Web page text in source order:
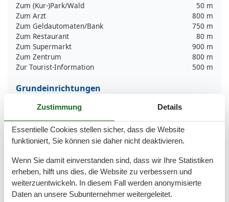
Zum (Kur-)Park/Wald
50 m
Zum Arzt
800 m
Zum Geldautomaten/Bank
750 m
Zum Restaurant
80 m
Zum Supermarkt
900 m
Zum Zentrum
800 m
Zur Tourist-Information
500 m
Grundeinrichtungen
Serviceeinrichtungen
Bad/WC
BADEWANNE
Balkon
Bettwäsche
Brötchenservice
Doppelbett
Gefriermöglichkeit
Zustimmung Details
Essentielle Cookies stellen sicher, dass die Website
funktioniert, Sie können sie daher nicht deaktivieren.
Wenn Sie damit einverstanden sind, dass wir Ihre Statistiken
erheben, hilft uns dies, die Website zu verbessern und
weiterzuentwickeln. In diesem Fall werden anonymisierte
Daten an unsere Subunternehmer weitergeleitet.